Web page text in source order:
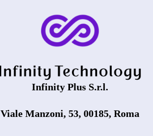
Infinity Plus S.r.l.
Viale Manzoni, 53, 00185, Roma